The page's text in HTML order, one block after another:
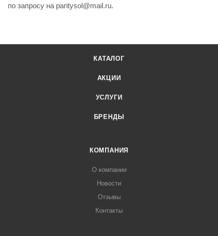
по запросу на paritysol@mail.ru.
КАТАЛОГ
АКЦИИ
УСЛУГИ
БРЕНДЫ
КОМПАНИЯ
О компании
Новости
Отзывы
Контакты